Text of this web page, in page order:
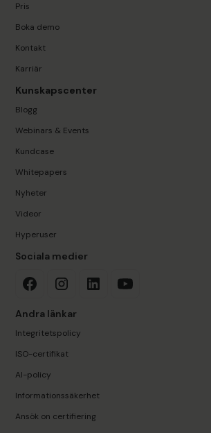
Pris
Boka demo
Kontakt
Karriär
Kunskapscenter
Blogg
Webinars & Events
Kundcase
Whitepapers
Nyheter
Videor
Hyperuser
Sociala medier
Andra länkar
Integritetspolicy
ISO-certifikat
AI-policy
Informationssäkerhet
Ansök on certifiering